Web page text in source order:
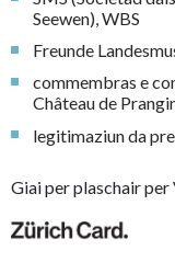
Seewen), WBS
Freunde
commembras e
Château de
legitimaziun da
Giai per plaschair